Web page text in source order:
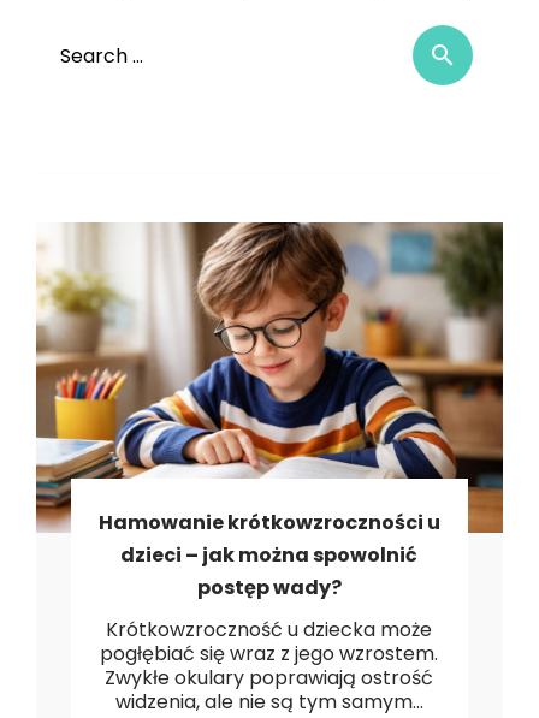
search
Hamowanie krótkowzroczności u
dzieci – jak można spowolnić
postęp wady?
Krótkowzroczność u dziecka może
pogłębiać się wraz z jego wzrostem.
Zwykłe okulary poprawiają ostrość
widzenia, ale nie są tym samym...